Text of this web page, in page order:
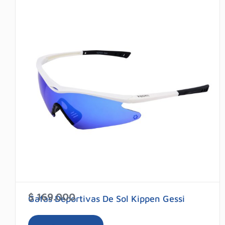
Gafas Deportivas De Sol Kippen Gessi
$169.000